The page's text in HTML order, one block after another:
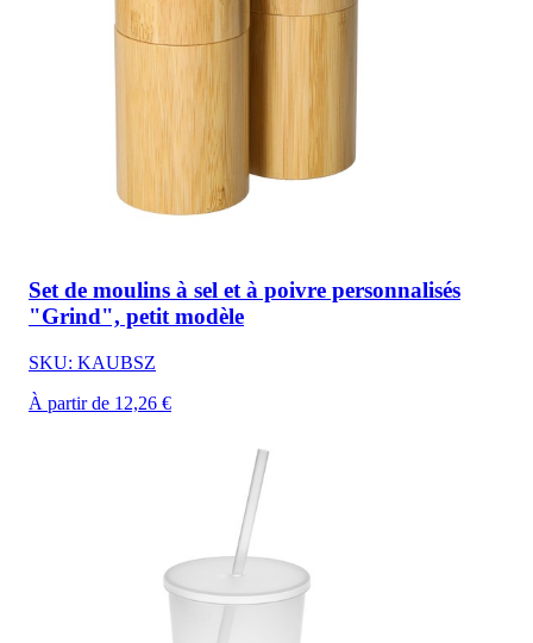
Set de moulins à sel et à poivre personnalisés
"Grind", petit modèle
SKU: KAUBSZ
À partir de 12,26 €